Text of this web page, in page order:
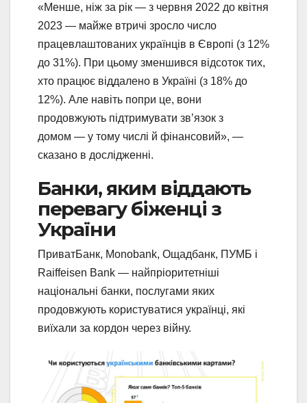
«Менше, ніж за рік — з червня 2022 до квітня
2023 — майже втричі зросло число
працевлаштованих українців в Європі (з 12%
до 31%). При цьому зменшився відсоток тих,
хто працює віддалено в Україні (з 18% до
12%). Але навіть попри це, вони
продовжують підтримувати зв’язок з
домом — у тому числі й фінансовий», —
сказано в дослідженні.
Банки, яким віддають
перевагу біженці з
України
ПриватБанк, Monobank, Ощадбанк, ПУМБ і
Raiffeisen Bank — найпріоритетніші
національні банки, послугами яких
продовжують користуватися українці, які
виїхали за кордон через війну.